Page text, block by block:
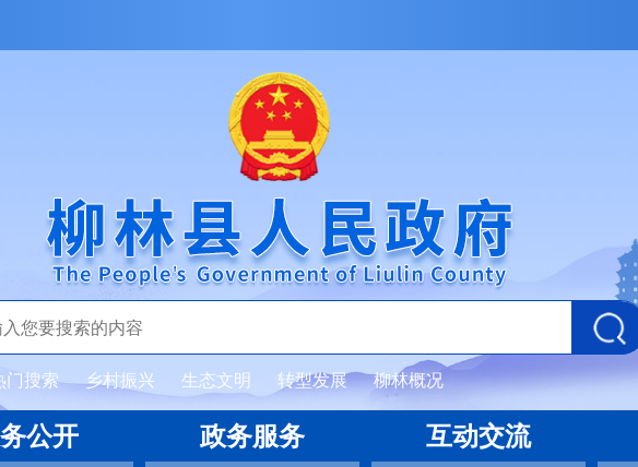
门搜索 乡村振兴 生态文明 转型发展 柳林概况
公开 政务服务 互动交流